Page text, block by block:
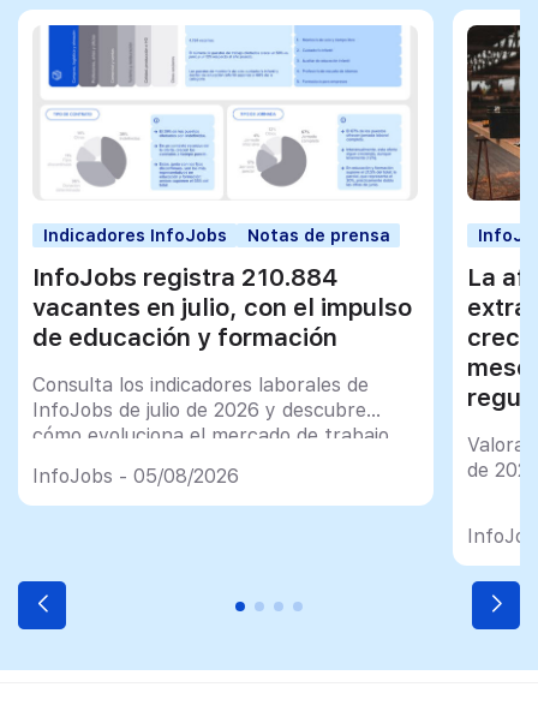
Indicadores InfoJobs Notas de prensa
InfoJobs registra 210.884
vacantes en julio, con el impulso
de educación y formación
Consulta los indicadores laborales de
InfoJobs de julio de 2026 y descubre
cómo evoluciona el mercado de trabajo
InfoJobs - 05/08/2026
La
de